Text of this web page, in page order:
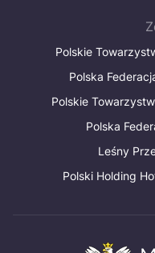
Polskie
Polska
Polskie
Polska
Leśny
Polski Holding